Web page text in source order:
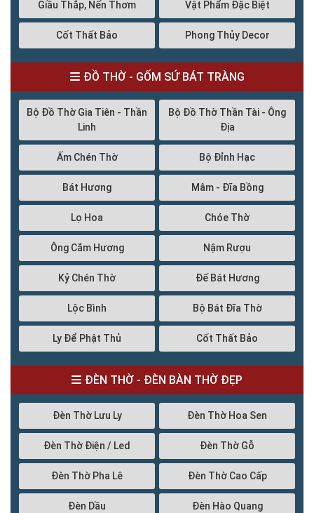
Giầu Thắp, Nến Thơm Vật Phẩm Đặc Biệt
Cốt Thất Bảo Phong Thủy Decor
ĐỒ THỜ - GỐM SỨ BÁT TRÀNG
Bộ Đồ Thờ Gia Tiên - Thần
Linh
Bộ Đồ Thờ Thần Tài - Ông
Địa
Ấm Chén Thờ Bộ Đỉnh Hạc
Bát Hương Mâm - Đĩa Bồng
Lọ Hoa Chóe Thờ
Ông Cắm Hương Nậm Rượu
Kỷ Chén Thờ Đế Bát Hương
Lộc Bình Bộ Bát Đĩa Thờ
Ly Để Phật Thủ Cốt Thất Bảo
ĐÈN THỜ - ĐÈN BÀN THỜ ĐẸP
Đèn Thờ Lưu Ly Đèn Thờ Hoa Sen
Đèn Thờ Điện / Led Đèn Thờ Gỗ
Đèn Thờ Pha Lê Đèn Thờ Cao Cấp
Đèn Dầu Đèn Hào Quang